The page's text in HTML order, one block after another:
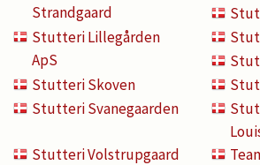
Strandgaard
Stutteri Lillegården
ApS
Stutteri Skoven
Stutteri Svanegaarden
Stutteri Volstrupgaard